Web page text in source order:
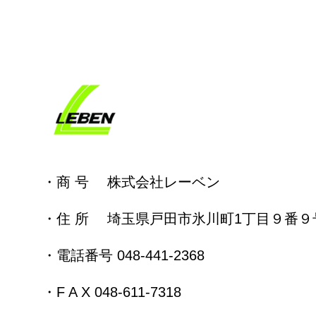
・商 号 株式会社レーベン
・住 所 埼玉県戸田市氷川町1丁目９番９
・電話番号 048-441-2368
・F A X 048-611-7318